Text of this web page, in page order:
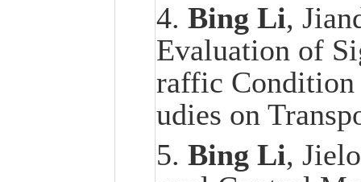
4. Bing Li,
Evaluation of
raffic Condition
udies on
5. Bing Li,